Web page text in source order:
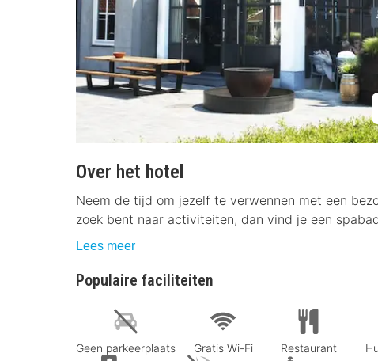
Over het hotel
Neem de tijd om jezelf te verwennen met een
zoek bent naar activiteiten, dan vind je een
Lees meer
Populaire faciliteiten
Geen parkeerplaats Gratis Wi-Fi Restaurant